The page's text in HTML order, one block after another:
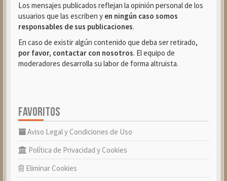
Los mensajes publicados reflejan la opinión personal de los
usuarios que las escriben y en ningún caso somos
responsables de sus publicaciones.
En caso de existir algún contenido que deba ser retirado,
por favor, contactar con nosotros. El equipo de
moderadores desarrolla su labor de forma altruista.
FAVORITOS
Aviso Legal y Condiciones de Uso
Política de Privacidad y Cookies
Eliminar Cookies